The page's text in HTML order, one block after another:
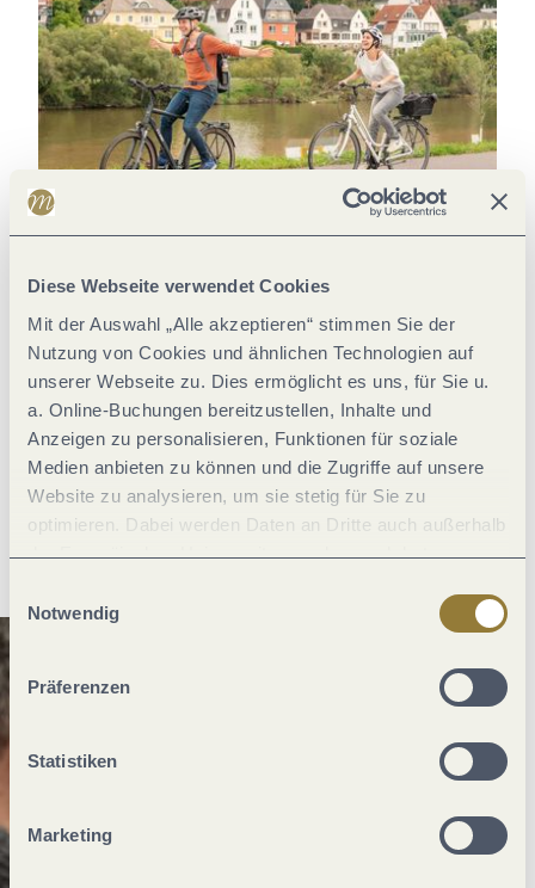
Diese Webseite verwendet Cookies
Mit der Auswahl „Alle akzeptieren“ stimmen Sie der
Nutzung von Cookies und ähnlichen Technologien auf
unserer Webseite zu. Dies ermöglicht es uns, für Sie u.
a. Online-Buchungen bereitzustellen, Inhalte und
Anzeigen zu personalisieren, Funktionen für soziale
Medien anbieten zu können und die Zugriffe auf unsere
Website zu analysieren, um sie stetig für Sie zu
optimieren. Dabei werden Daten an Dritte auch außerhalb
der Europäischen Union weitergegeben und dort
jederzeit widerrufen werden. Mit der Auswahl "Alle
ablehnen" kann es zu Beeinträchtigungen in der Nutzung
Notwendig
Präferenzen
Statistiken
Marketing
Erkunde eine der schönsten Radlandschaften Europas
Entdecke unsere Kultur-